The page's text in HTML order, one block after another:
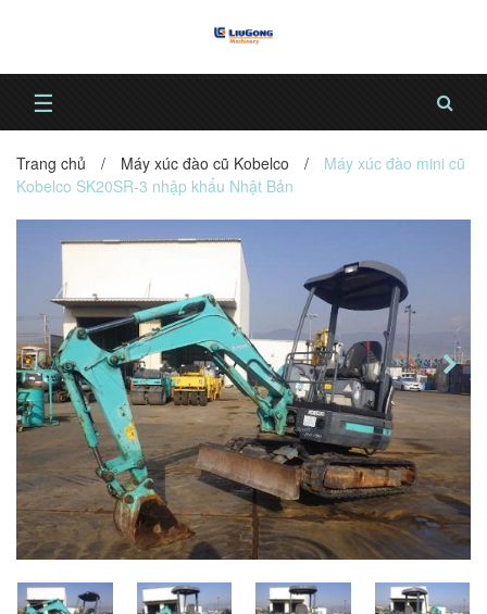
☰
Trang chủ / Máy xúc đào cũ Kobelco /
Máy xúc đào mini cũ
Kobelco SK20SR-3 nhập khẩu Nhật Bản